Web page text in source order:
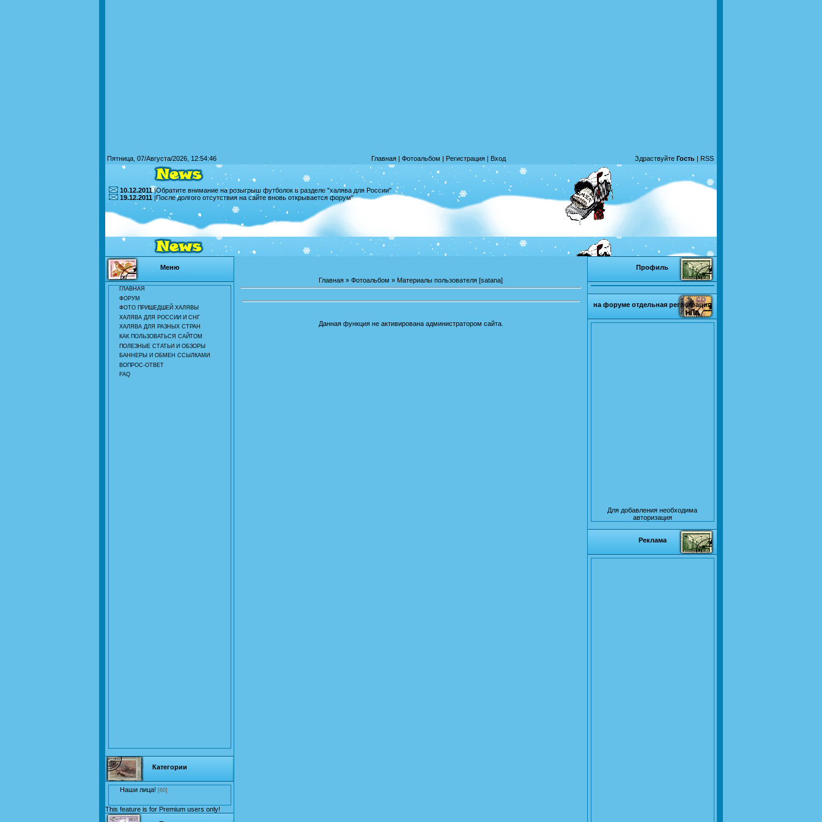
Пятница, 07/Августа/2026, 12:54:46 Главная| Фотоальбом | Регистрация| Вход Здраствуйте Гость | RSS
10.12.2011|Обратите внимание на розыгрыш футболок в разделе "халява для России"
19.12.2011 |После долгого отсутствия на сайте вновь открывается форум"
Меню
ГЛАВНАЯ
ФОРУМ
ФОТО ПРИШЕДШЕЙ ХАЛЯВЫ
ХАЛЯВА ДЛЯ РОССИИ И СНГ
ХАЛЯВА ДЛЯ РАЗНЫХ СТРАН
КАК ПОЛЬЗОВАТЬСЯ САЙТОМ
ПОЛЕЗНЫЕ СТАТЬИ И ОБЗОРЫ
БАННЕРЫ И ОБМЕН ССЫЛКАМИ
ВОПРОС-ОТВЕТ
FAQ
Категории
Наши лица! [60]
This feature is for Premium users only!
Главная » Фотоальбом » Материалы пользователя [satana]
Данная функция не активирована администратором сайта.
Профиль
на форуме отдельная регистрация
Для добавления необходима
авторизация
Реклама